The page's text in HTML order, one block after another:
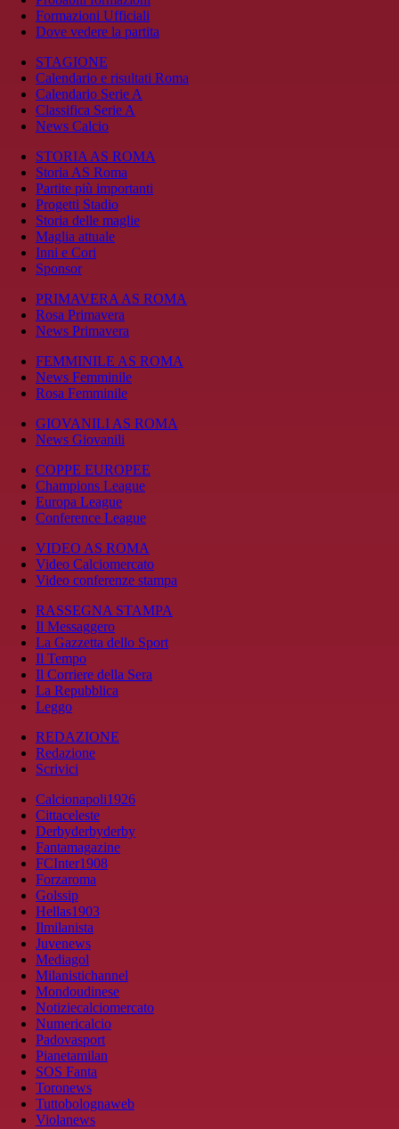
Formazioni Ufficiali
Dove vedere la partita
STAGIONE
Calendario e risultati Roma
Calendario Serie A
Classifica Serie A
News Calcio
STORIA AS ROMA
Storia AS Roma
Partite più importanti
Progetti Stadio
Storia delle maglie
Maglia attuale
Inni e Cori
Sponsor
PRIMAVERA AS ROMA
Rosa Primavera
News Primavera
FEMMINILE AS ROMA
News Femminile
Rosa Femminile
GIOVANILI AS ROMA
News Giovanili
COPPE EUROPEE
Champions League
Europa League
Conference League
VIDEO AS ROMA
Video Calciomercato
Video conferenze stampa
RASSEGNA STAMPA
Il Messaggero
La Gazzetta dello Sport
Il Tempo
Il Corriere della Sera
La Repubblica
Leggo
REDAZIONE
Redazione
Scrivici
Calcionapoli1926
Cittaceleste
Derbyderbyderby
Fantamagazine
FCInter1908
Forzaroma
Golssip
Hellas1903
Ilmilanista
Juvenews
Mediagol
Milanistichannel
Mondoudinese
Notiziecalciomercato
Numericalcio
Padovasport
Pianetamilan
SOS Fanta
Toronews
Tuttobolognaweb
Violanews